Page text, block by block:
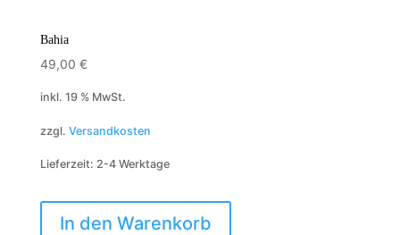
Bahia
49,00 €
inkl. 19 % MwSt.
zzgl. Versandkosten
Lieferzeit: 2-4 Werktage
In den Warenkorb